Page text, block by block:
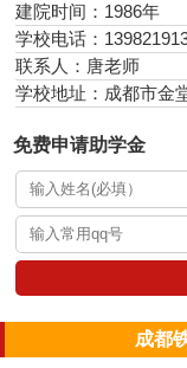
建院时间：1986年
学校电话：
联系人：唐老师
学校地址：成都市金
免费申请助学金
成都